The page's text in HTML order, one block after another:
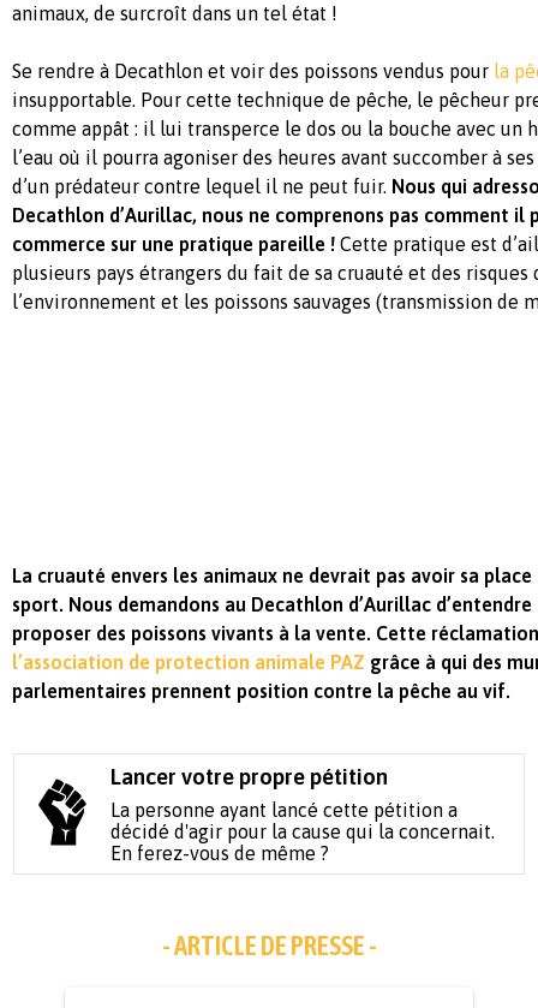
animaux, de surcroît dans un tel état !
Se rendre à Decathlon et voir des poissons vendus pour la
insupportable. Pour cette technique de pêche, le pêcheur
comme appât : il lui transperce le dos ou la bouche avec un
l’eau où il pourra agoniser des heures avant succomber à
d’un prédateur contre lequel il ne peut fuir. Nous qui
Decathlon d’Aurillac, nous ne comprenons pas comment il
commerce sur une pratique pareille ! Cette pratique est
plusieurs pays étrangers du fait de sa cruauté et des risques
l’environnement et les poissons sauvages (transmission de
La cruauté envers les animaux ne devrait pas avoir sa place
sport. Nous demandons au Decathlon d’Aurillac
proposer des poissons vivants à la vente. Cette
l’association de protection animale PAZ grâce à qui des
parlementaires prennent position contre la pêche au vif.
Lancer votre propre pétition
La personne ayant lancé cette pétition a
décidé d'agir pour la cause qui la concernait.
En ferez-vous de même ?
- ARTICLE DE PRESSE -